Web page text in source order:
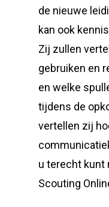
de nieuwe
kan ook
Zij zullen
gebruiken en
en welke
tijdens de
vertellen zij
u terecht kunt
Scouting